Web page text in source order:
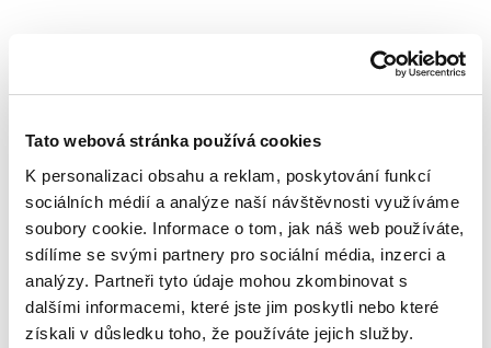
Tato webová stránka používá cookies
K personalizaci obsahu a reklam, poskytování funkcí
sociálních médií a analýze naší návštěvnosti využíváme
soubory cookie. Informace o tom, jak náš web používáte,
sdílíme se svými partnery pro sociální média, inzerci a
analýzy. Partneři tyto údaje mohou zkombinovat s
dalšími informacemi, které jste jim poskytli nebo které
získali v důsledku toho, že používáte jejich služby.
DNS Demo Lab je postavený na produktech HPE. Jeho
Alletra
máme připravené scénáře možného využití této
infrastruktury,např.:
TY POKRÝVAJÍ:
hyperkonvergované řešení (Alletra dHCI, VMware vSAN),
softwarově definovanou storage (StorMagic SvSAN),
zálohování a obnovu dat (Veeam) a mnoho dalšího...